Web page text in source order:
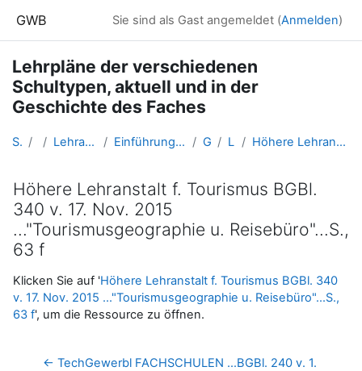
GWB Sie sind als Gast angemeldet (Anmelden)
Lehrpläne der verschiedenen
Schultypen, aktuell und in der
Geschichte des Faches
Startseite Kurse Lehramtsausbildung GW im Cluster Österreich Mitte Einführung in die Fachdidaktik der Geographie und Wirtschaftskunde (GW B 1.2) GW_FD_Lehrplan Lehrplan BMHS Höhere Lehranstalt f. Tourismus BGBl. 340 v. 17. Nov. 2015 ..."Tourismusgeographie u. Reisebüro"...S., 63 f
Höhere Lehranstalt f. Tourismus BGBl.
340 v. 17. Nov. 2015
..."Tourismusgeographie u. Reisebüro"...S.,
63 f
Abschlussbedingungen
Klicken Sie auf 'Höhere Lehranstalt f. Tourismus BGBl. 340
v. 17. Nov. 2015 ..."Tourismusgeographie u. Reisebüro"...S.,
63 f', um die Ressource zu öffnen.
← TechGewerbl FACHSCHULEN ...BGBl. 240 v. 1.